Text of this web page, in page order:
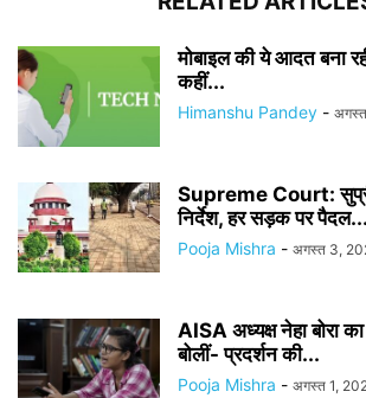
मोबाइल की ये आदत बना
कहीं...
Himanshu Pandey -
Supreme Court:
निर्देश, हर सड़क पर पैदल...
Pooja Mishra - अगस्त 3,
AISA अध्यक्ष नेहा बोरा
बोलीं- प्रदर्शन की...
Pooja Mishra - अगस्त 1,